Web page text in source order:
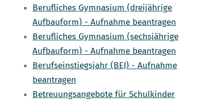
Berufliches Gymnasium (dreijährige
Aufbauform) - Aufnahme beantragen
Berufliches Gymnasium (sechsjährige
Aufbauform) - Aufnahme beantragen
Berufseinstiegsjahr (BEJ) - Aufnahme
beantragen
Betreuungsangebote für Schulkinder